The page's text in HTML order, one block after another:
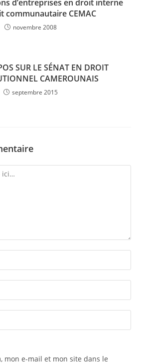
d’entreprises en droit interne
communautaire CEMAC
novembre 2008
SUR LE SÉNAT EN DROIT
CAMEROUNAIS
septembre 2015
mon e-mail et mon site dans le